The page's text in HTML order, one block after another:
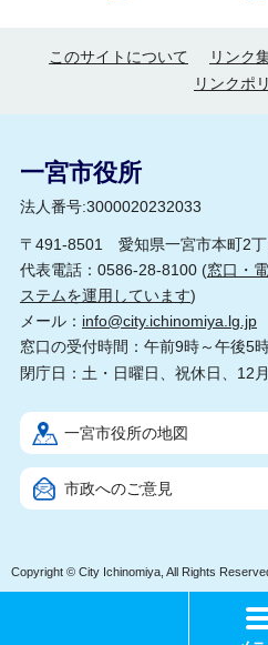
このサイトについて リンク
リンクポ
一宮市役所
法人番号:3000020232033
〒491-8501 愛知県一宮市本町2
代表電話：0586-28-8100 (窓口・
ステムを運用しています)
メール： info@city.ichinomiya.lg.jp
窓口の受付時間：午前9時～午後5
閉庁日：土・日曜日、祝休日、12
一宮市役所の地図
市政へのご意見
Copyright © City Ichinomiya, All Rights